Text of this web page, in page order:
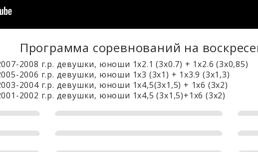
Программа соревнований на
2008 г.р. девушки, юноши 1х2.1 (3х0.7) + 1х2.6 (3х0,85)
2006 г.р. девушки, юноши 1х3 (3х1) + 1х3.9 (3х1,3)
2004 г.р. девушки, юноши 1х4,5(3х1,5) + 1х6 (3х2)
2002 г.р. девушки, юноши 1х4,5 (3х1,5)+1х6 (3х2)